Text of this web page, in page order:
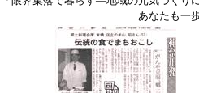
あなたも一歩を